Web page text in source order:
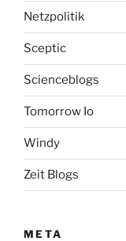
Netzpolitik
Sceptic
Scienceblogs
Tomorrow Io
Windy
Zeit Blogs
META